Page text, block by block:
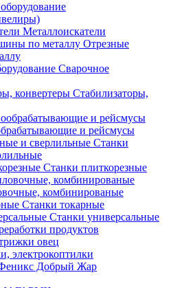
Металлоискатели
Отрезные
Сварочное
Стабилизаторы,
и рейсмусы
Станки
Станки плиткорезные
комбинированые
Станки токарные
Станки универсальные
продуктов
овец
электрокоптилки
Добрый Жар